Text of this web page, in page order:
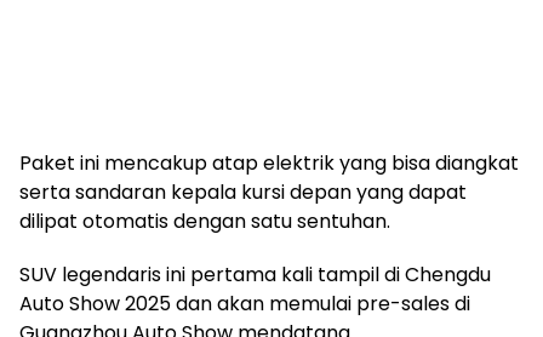
Paket ini mencakup atap elektrik yang bisa diangkat
serta sandaran kepala kursi depan yang dapat
dilipat otomatis dengan satu sentuhan.
SUV legendaris ini pertama kali tampil di Chengdu
Auto Show 2025 dan akan memulai pre-sales di